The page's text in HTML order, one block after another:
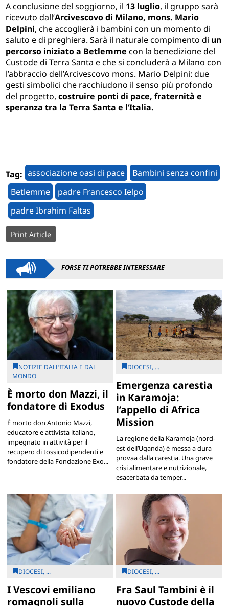
A conclusione del soggiorno, il 13 luglio, il gruppo sarà
ricevuto dall’Arcivescovo di Milano, mons. Mario
Delpini, che accoglierà i bambini con un momento di
saluto e di preghiera. Sarà il naturale compimento di un
percorso iniziato a Betlemme con la benedizione del
Custode di Terra Santa e che si concluderà a Milano con
l’abbraccio dell’Arcivescovo mons. Mario Delpini: due
gesti simbolici che racchiudono il senso più profondo
del progetto,costruire ponti di pace, fraternità e
speranza tra la Terra Santa e l’Italia.
Tag: associazione oasi di pace
Bambini senza confini
Betlemme
padre Francesco Ielpo
padre Ibrahim Faltas
Print Article
FORSE TI POTREBBE INTERESSARE
NOTIZIE DALL’ITALIA E DAL
MONDO
È morto don Mazzi, il
fondatore di Exodus
È morto don Antonio Mazzi,
educatore e attivista italiano,
impegnato in attività per il
recupero di tossicodipendenti e
fondatore della Fondazione Exo...
DIOCESI, ...
Emergenza carestia
in Karamoja:
l’appello di Africa
Mission
La regione della Karamoja (nord-
est dell’Uganda) è messa a dura
provaa dalla carestia. Una grave
crisi alimentare e nutrizionale,
esacerbata da temper...
DIOCESI, ...
I Vescovi emiliano
romagnoli sulla
DIOCESI, ...
Fra Saul Tambini è il
nuovo Custode della